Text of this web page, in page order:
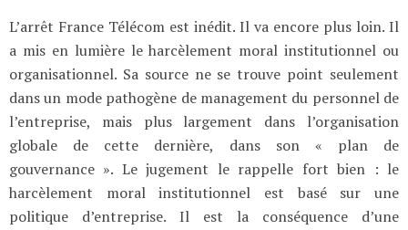
L’arrêt France Télécom est inédit. Il va encore plus loin. Il
a mis en lumière le harcèlement moral institutionnel ou
organisationnel. Sa source ne se trouve point seulement
dans un mode pathogène de management du personnel de
l’entreprise, mais plus largement dans l’organisation
globale de cette dernière, dans son « plan de
gouvernance ». Le jugement le rappelle fort bien : le
harcèlement moral institutionnel est basé sur une
politique d’entreprise. Il est la conséquence d’une